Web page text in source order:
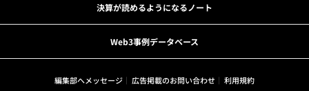
決算が読めるようになるノート
Web3事例データベース
編集部へメッセージ 広告掲載のお問い合わせ
利用規約